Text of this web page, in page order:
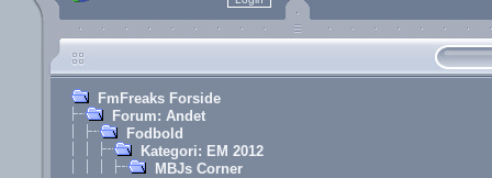
FmFreaks Forside
Forum: Andet
Fodbold
Kategori: EM 2012
MBJs Corner